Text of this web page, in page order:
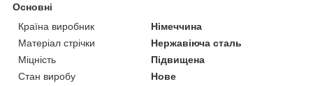
Основні
Країна виробник
Німеччина
Матеріал стрічки
Нержавіюча сталь
Міцність
Підвищена
Стан виробу
Нове